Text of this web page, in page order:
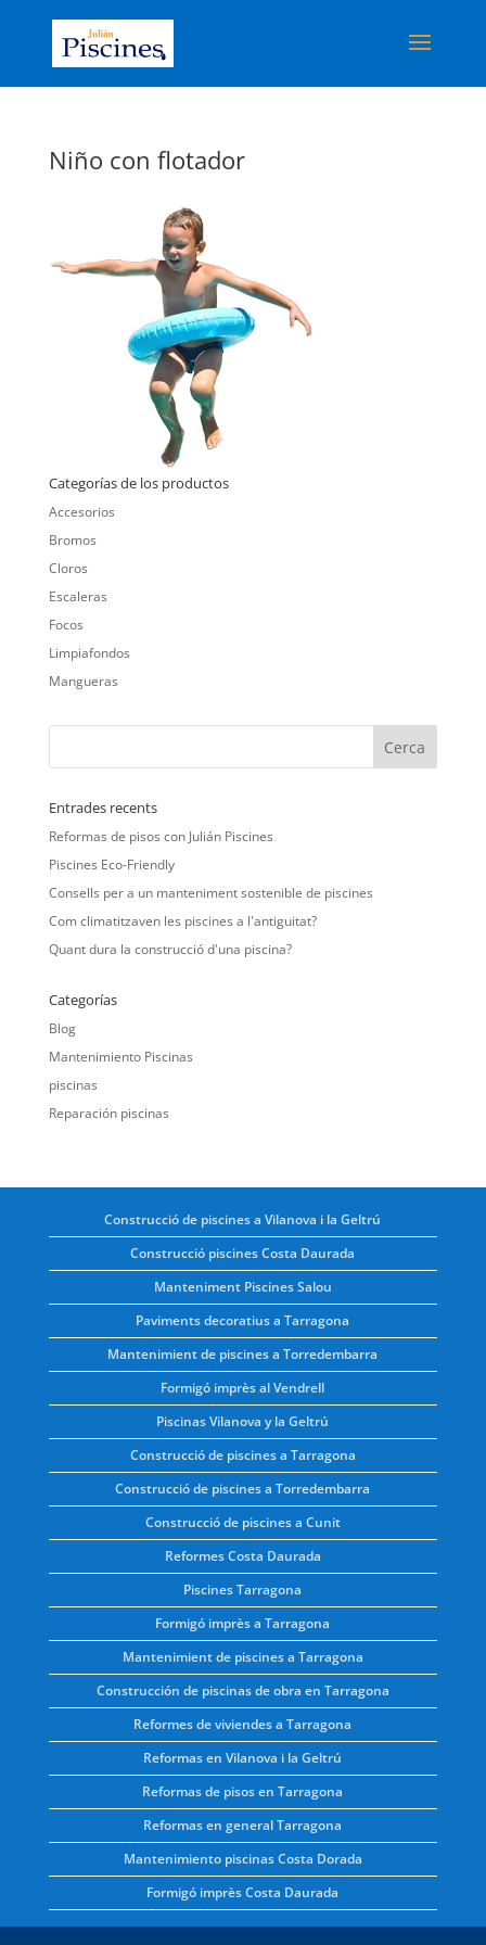
Niño con flotador
Categorías de los productos
Accesorios
Bromos
Cloros
Escaleras
Focos
Limpiafondos
Mangueras
Entrades recents
Reformas de pisos con Julián Piscines
Piscines Eco-Friendly
Consells per a un manteniment sostenible de piscines
Com climatitzaven les piscines a l'antiguitat?
Quant dura la construcció d'una piscina?
Categorías
Blog
Mantenimiento Piscinas
piscinas
Reparación piscinas
Construcció de piscines a Vilanova i la Geltrú
Construcció piscines Costa Daurada
Manteniment Piscines Salou
Paviments decoratius a Tarragona
Mantenimient de piscines a Torredembarra
Formigó imprès al Vendrell
Piscinas Vilanova y la Geltrú
Construcció de piscines a Tarragona
Construcció de piscines a Torredembarra
Construcció de piscines a Cunit
Reformes Costa Daurada
Piscines Tarragona
Formigó imprès a Tarragona
Mantenimient de piscines a Tarragona
Construcción de piscinas de obra en Tarragona
Reformes de viviendes a Tarragona
Reformas en Vilanova i la Geltrú
Reformas de pisos en Tarragona
Reformas en general Tarragona
Mantenimiento piscinas Costa Dorada
Formigó imprès Costa Daurada